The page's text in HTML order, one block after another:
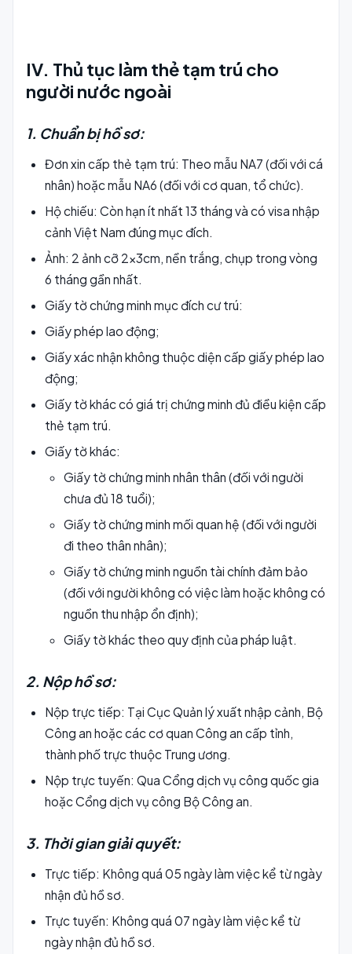
IV. Thủ tục làm thẻ tạm trú cho
người nước ngoài
1. Chuẩn bị hồ sơ:
Đơn xin cấp thẻ tạm trú: Theo mẫu NA7 (đối với cá
nhân) hoặc mẫu NA6 (đối với cơ quan, tổ chức).
Hộ chiếu: Còn hạn ít nhất 13 tháng và có visa nhập
cảnh Việt Nam đúng mục đích.
Ảnh: 2 ảnh cỡ 2x3cm, nền trắng, chụp trong vòng
6 tháng gần nhất.
Giấy tờ chứng minh mục đích cư trú:
Giấy phép lao động;
Giấy xác nhận không thuộc diện cấp giấy phép lao
động;
Giấy tờ khác có giá trị chứng minh đủ điều kiện cấp
thẻ tạm trú.
Giấy tờ khác:
Giấy tờ chứng minh nhân thân (đối với người
chưa đủ 18 tuổi);
Giấy tờ chứng minh mối quan hệ (đối với người
đi theo thân nhân);
Giấy tờ chứng minh nguồn tài chính đảm bảo
(đối với người không có việc làm hoặc không có
nguồn thu nhập ổn định);
Giấy tờ khác theo quy định của pháp luật.
2. Nộp hồ sơ:
Nộp trực tiếp: Tại Cục Quản lý xuất nhập cảnh, Bộ
Công an hoặc các cơ quan Công an cấp tỉnh,
thành phố trực thuộc Trung ương.
Nộp trực tuyến: Qua Cổng dịch vụ công quốc gia
hoặc Cổng dịch vụ công Bộ Công an.
3. Thời gian giải quyết:
Trực tiếp: Không quá 05 ngày làm việc kể từ ngày
nhận đủ hồ sơ.
Trực tuyến: Không quá 07 ngày làm việc kể từ
ngày nhận đủ hồ sơ.